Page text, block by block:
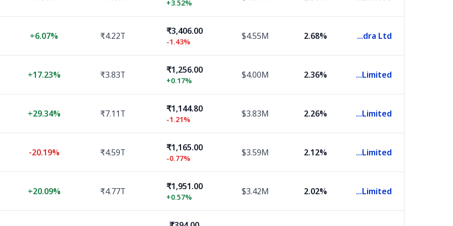
+3.52%
Mahindra & Mahindra Ltd.
2.68%
$4.55M
₹3,406.00
-1.43%
₹4.22T
+6.07%
Axis Bank Limited
2.36%
$4.00M
₹1,256.00
+0.17%
₹3.83T
+17.23%
Bajaj Finance Limited
2.26%
$3.83M
₹1,144.80
-1.21%
₹7.11T
+29.34%
Infosys Limited
2.12%
$3.59M
₹1,165.00
-0.77%
₹4.59T
-20.19%
Sun Pharmaceutical Industries Limited
2.02%
$3.42M
₹1,951.00
+0.57%
₹4.77T
+20.09%